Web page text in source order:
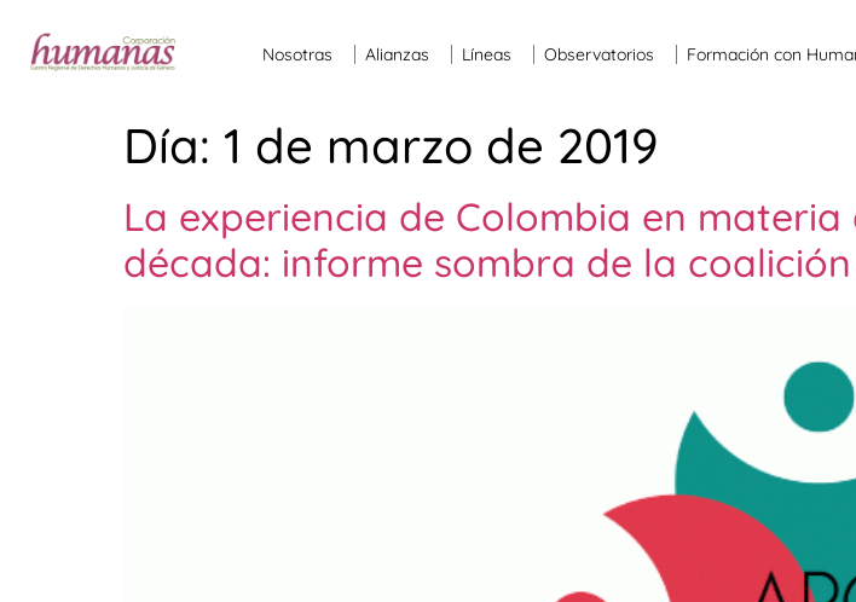
Nosotras Alianzas Líneas Observatorios Formación con
Día: 1 de marzo de 2019
La experiencia de Colombia en
década: informe sombra de la